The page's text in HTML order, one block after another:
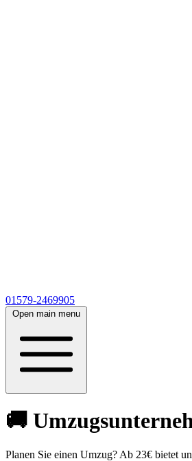
01579-2469905
Open main menu
🚚
Planen Sie einen Umzug? Ab 23€ bietet